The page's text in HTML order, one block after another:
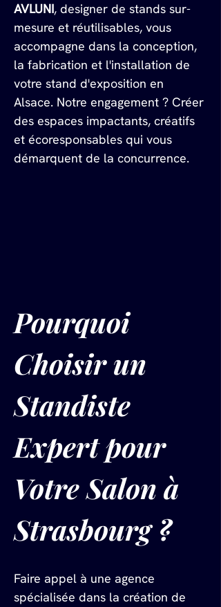
AVLUNI, designer de stands sur-
mesure et réutilisables, vous
accompagne dans la conception,
la fabrication et l'installation de
votre stand d'exposition en
Alsace. Notre engagement ? Créer
des espaces impactants, créatifs
et écoresponsables qui vous
démarquent de la concurrence.
Pourquoi
Choisir un
Standiste
Expert pour
Votre Salon à
Strasbourg ?
Faire appel à une agence
spécialisée dans la création de